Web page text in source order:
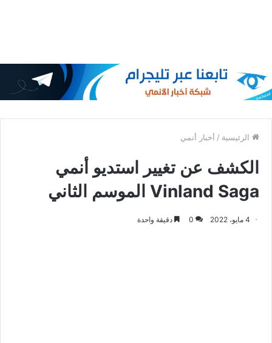
الرئيسية / أخبار أنمي
الكشف عن تغيير استديو أنمي
Vinland Saga الموسم الثاني
4 مايو، 2022 0 دقيقة واحدة